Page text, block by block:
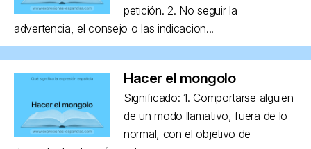
petición. 2. No seguir la
advertencia, el consejo o las indicacion...
Hacer el mongolo
Significado: 1. Comportarse alguien
de un modo llamativo, fuera de lo
normal, con el objetivo de